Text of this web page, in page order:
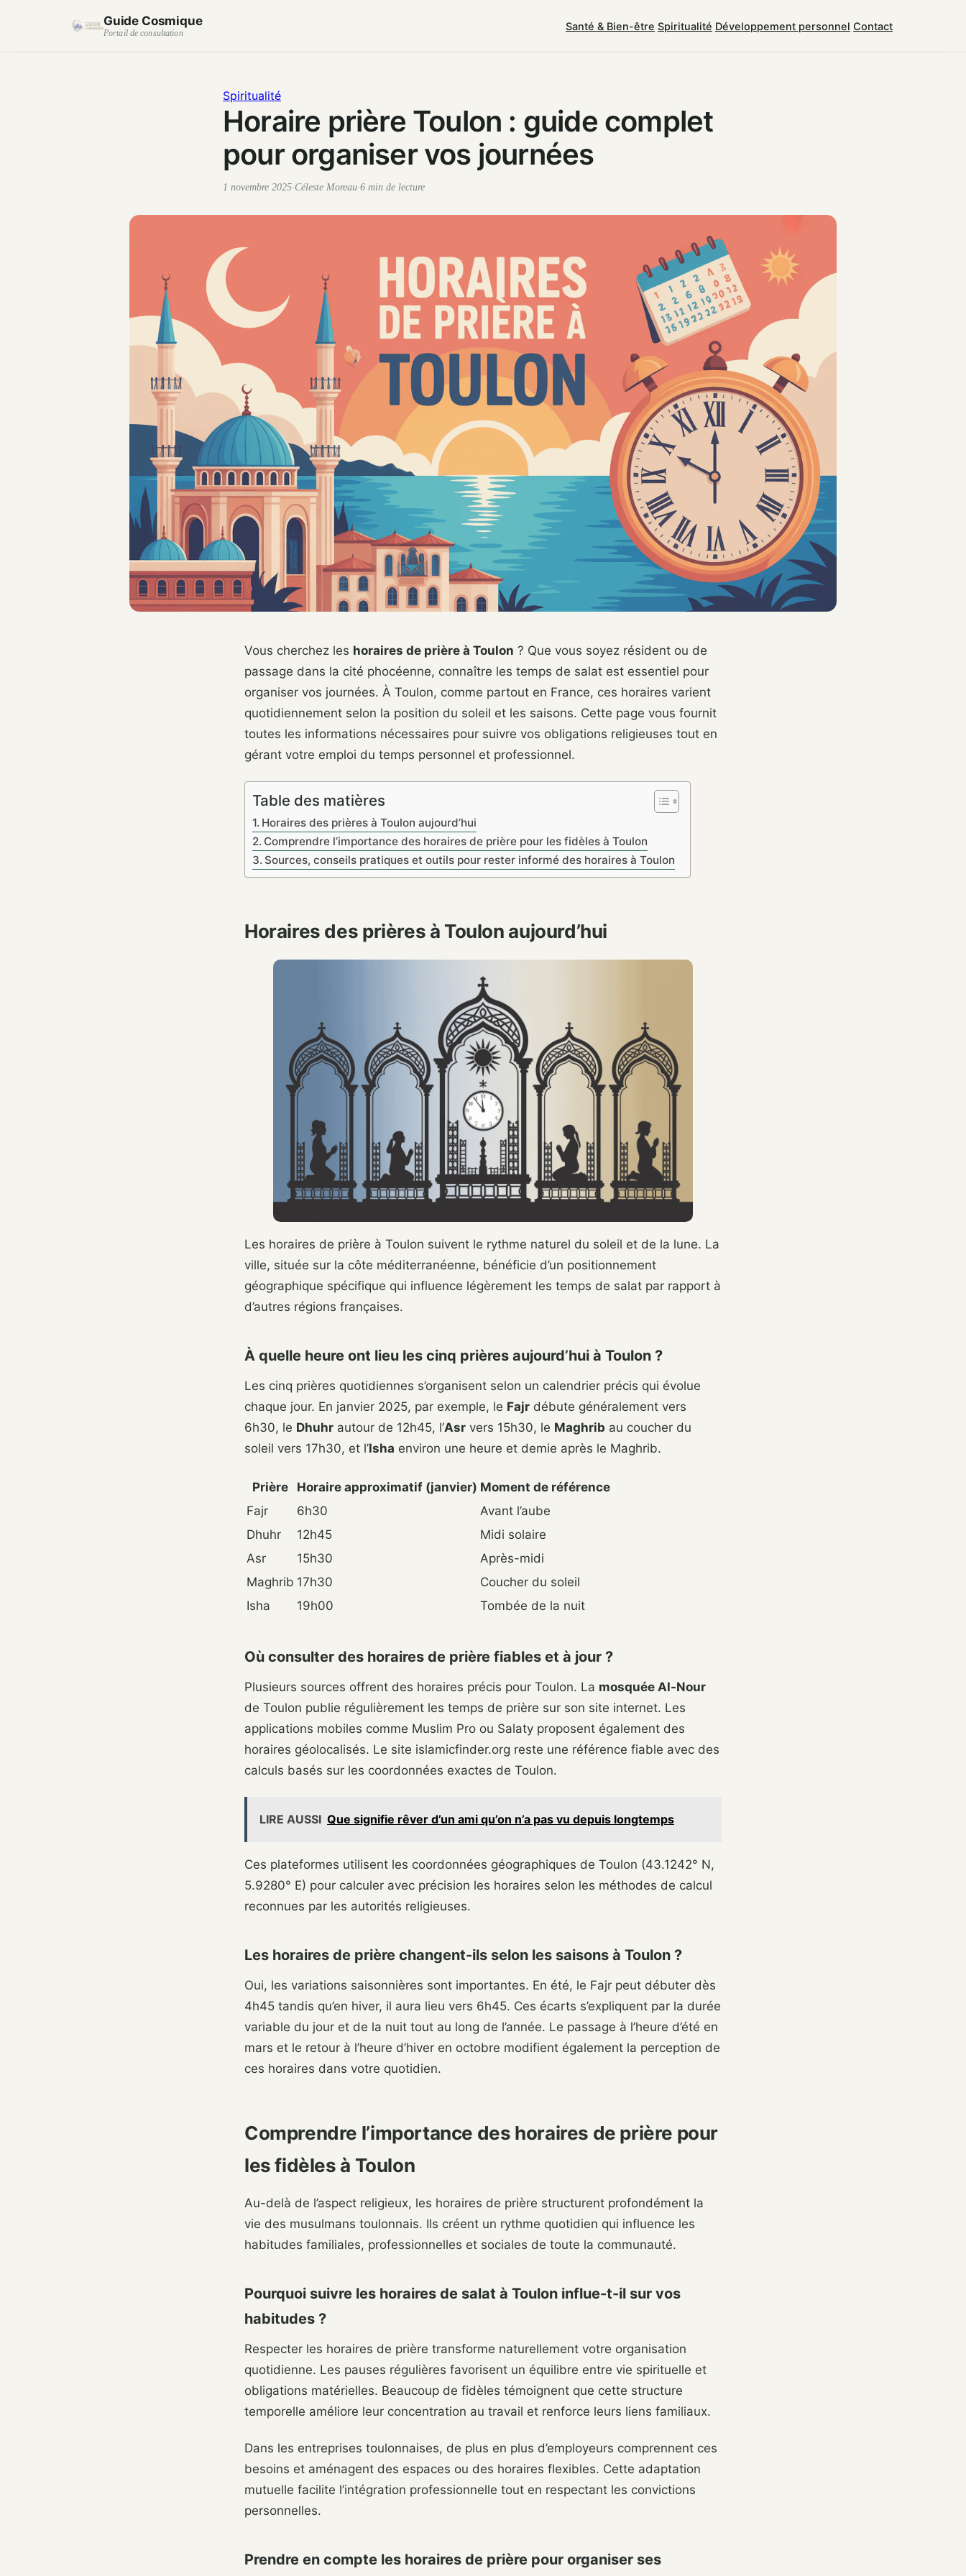
Guide Cosmique
Portail de consultation
Santé & Bien-être Spiritualité Développement personnel Contact
Spiritualité
Horaire prière Toulon : guide complet
pour organiser vos journées
1 novembre 2025·Céleste Moreau·6 min de lecture
Vous cherchez les horaires de prière à Toulon ? Que vous soyez résident ou de
passage dans la cité phocéenne, connaître les temps de salat est essentiel pour
organiser vos journées. À Toulon, comme partout en France, ces horaires varient
quotidiennement selon la position du soleil et les saisons. Cette page vous fournit
toutes les informations nécessaires pour suivre vos obligations religieuses tout en
gérant votre emploi du temps personnel et professionnel.
Table des matières
Horaires des prières à Toulon aujourd’hui
Comprendre l’importance des horaires de prière pour les fidèles à Toulon
Sources, conseils pratiques et outils pour rester informé des horaires à Toulon
Horaires des prières à Toulon aujourd’hui
Les horaires de prière à Toulon suivent le rythme naturel du soleil et de la lune. La
ville, située sur la côte méditerranéenne, bénéficie d’un positionnement
géographique spécifique qui influence légèrement les temps de salat par rapport à
d’autres régions françaises.
À quelle heure ont lieu les cinq prières aujourd’hui à Toulon ?
Les cinq prières quotidiennes s’organisent selon un calendrier précis qui évolue
chaque jour. En janvier 2025, par exemple, le Fajr débute généralement vers
6h30, le Dhuhr autour de 12h45, l’Asr vers 15h30, le Maghrib au coucher du
soleil vers 17h30, et l’Isha environ une heure et demie après le Maghrib.
Prière Horaire approximatif (janvier) Moment de référence
Fajr
6h30
Avant l’aube
Dhuhr
12h45
Midi solaire
Asr
15h30
Après-midi
Maghrib 17h30
Coucher du soleil
Isha
19h00 Tombée de la nuit
Où consulter des horaires de prière fiables et à jour ?
Plusieurs sources offrent des horaires précis pour Toulon. La mosquée Al-Nour
de Toulon publie régulièrement les temps de prière sur son site internet. Les
applications mobiles comme Muslim Pro ou Salaty proposent également des
horaires géolocalisés. Le site islamicfinder.org reste une référence fiable avec des
calculs basés sur les coordonnées exactes de Toulon.
LIRE AUSSI Que signifie rêver d’un ami qu’on n’a pas vu depuis longtemps
Ces plateformes utilisent les coordonnées géographiques de Toulon (43.1242° N,
5.9280° E) pour calculer avec précision les horaires selon les méthodes de calcul
reconnues par les autorités religieuses.
Les horaires de prière changent-ils selon les saisons à Toulon ?
Oui, les variations saisonnières sont importantes. En été, le Fajr peut débuter dès
4h45 tandis qu’en hiver, il aura lieu vers 6h45. Ces écarts s’expliquent par la durée
variable du jour et de la nuit tout au long de l’année. Le passage à l’heure d’été en
mars et le retour à l’heure d’hiver en octobre modifient également la perception de
ces horaires dans votre quotidien.
Comprendre l’importance des horaires de prière pour
les fidèles à Toulon
Au-delà de l’aspect religieux, les horaires de prière structurent profondément la
vie des musulmans toulonnais. Ils créent un rythme quotidien qui influence les
habitudes familiales, professionnelles et sociales de toute la communauté.
Pourquoi suivre les horaires de salat à Toulon influe-t-il sur vos
habitudes ?
Respecter les horaires de prière transforme naturellement votre organisation
quotidienne. Les pauses régulières favorisent un équilibre entre vie spirituelle et
obligations matérielles. Beaucoup de fidèles témoignent que cette structure
temporelle améliore leur concentration au travail et renforce leurs liens familiaux.
Dans les entreprises toulonnaises, de plus en plus d’employeurs comprennent ces
besoins et aménagent des espaces ou des horaires flexibles. Cette adaptation
mutuelle facilite l’intégration professionnelle tout en respectant les convictions
personnelles.
Prendre en compte les horaires de prière pour organiser ses